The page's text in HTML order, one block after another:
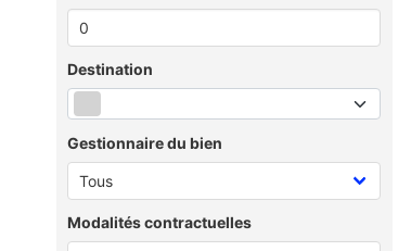
Destination
Gestionnaire du bien
Modalités contractuelles